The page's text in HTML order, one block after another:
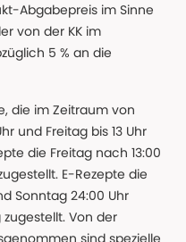
Abgabepreis im Sinne
von der KK im
5 % an die
die im Zeitraum von
und Freitag bis 13 Uhr
die Freitag nach 13:00
E-Rezepte die
Sonntag 24:00 Uhr
Von der
sind spezielle